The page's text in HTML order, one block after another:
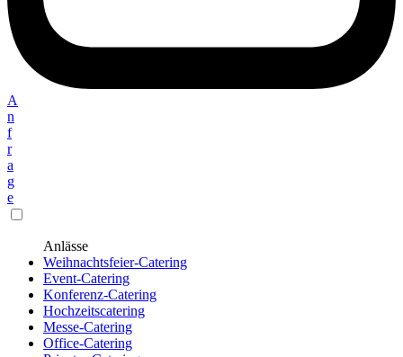
A
n
f
r
a
g
e
Anlässe
Weihnachtsfeier-Catering
Event-Catering
Konferenz-Catering
Hochzeitscatering
Messe-Catering
Office-Catering